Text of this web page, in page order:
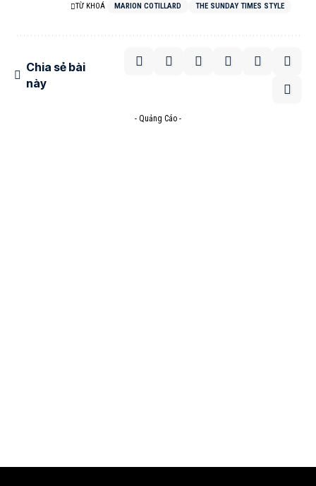
TỪ KHOÁ MARION COTILLARD THE SUNDAY TIMES STYLE
Chia sẻ bài
này
- Quảng Cáo -